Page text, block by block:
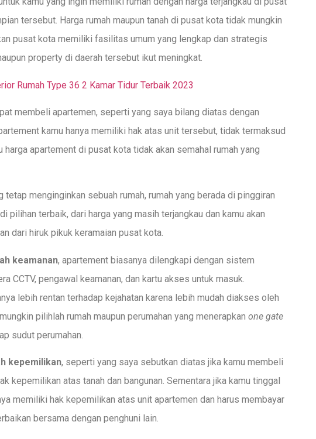
tersebut. Harga rumah maupun tanah di pusat kota tidak mungkin
pusat kota memiliki fasilitas umum yang lengkap dan strategis
property di daerah tersebut ikut meningkat.
Rumah Type 36 2 Kamar Tidur Terbaik 2023
membeli apartemen, seperti yang saya bilang diatas dengan
kamu hanya memiliki hak atas unit tersebut, tidak termaksud
harga apartement di pusat kota tidak akan semahal rumah yang
tetap menginginkan sebuah rumah, rumah yang berada di pinggiran
pilihan terbaik, dari harga yang masih terjangkau dan kamu akan
dari hiruk pikuk keramaian pusat kota.
keamanan, apartement biasanya dilengkapi dengan sistem
CCTV, pengawal keamanan, dan kartu akses untuk masuk.
lebih rentan terhadap kejahatan karena lebih mudah diakses oleh
pilihlah rumah maupun perumahan yang menerapkan one gate
sudut perumahan.
kepemilikan, seperti yang saya sebutkan diatas jika kamu membeli
kepemilikan atas tanah dan bangunan. Sementara jika kamu tinggal
memiliki hak kepemilikan atas unit apartemen dan harus membayar
bersama dengan penghuni lain.